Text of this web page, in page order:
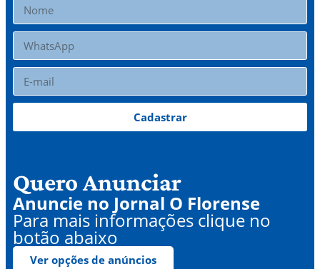
Cadastrar
Quero Anunciar
Anuncie no Jornal O Florense
Para mais informações clique no
botão abaixo
Ver opções de anúncios